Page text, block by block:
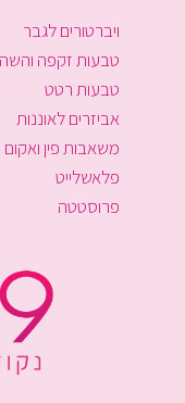
ויברטורים לגבר
טבעות זקפה
טבעות רטט
אביזרים לאוננות
משאבות פין ואקום
פלאשלייט
פרוסטטה